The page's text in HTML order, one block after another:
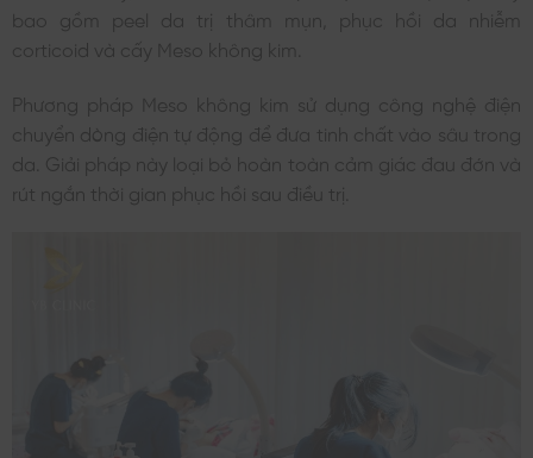
bao gồm peel da trị thâm mụn, phục hồi da nhiễm
corticoid và cấy Meso không kim.
Phương pháp Meso không kim sử dụng công nghệ điện
chuyển dòng điện tự động để đưa tinh chất vào sâu trong
da. Giải pháp này loại bỏ hoàn toàn cảm giác đau đớn và
rút ngắn thời gian phục hồi sau điều trị.